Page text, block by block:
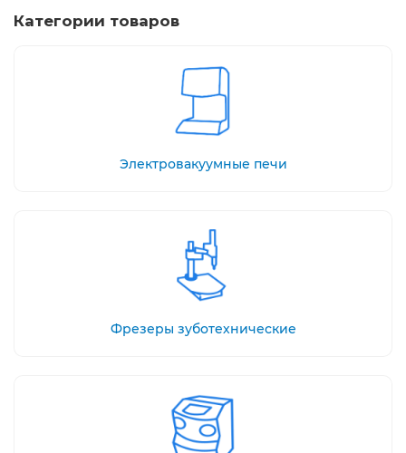
Категории товаров
Электровакуумные печи
Фрезеры зуботехнические